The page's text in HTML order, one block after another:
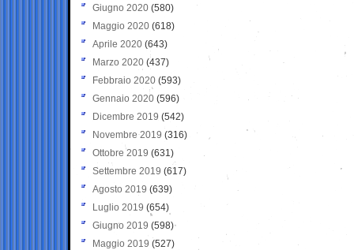
Giugno 2020 (580)
Maggio 2020 (618)
Aprile 2020 (643)
Marzo 2020 (437)
Febbraio 2020 (593)
Gennaio 2020 (596)
Dicembre 2019 (542)
Novembre 2019 (316)
Ottobre 2019 (631)
Settembre 2019 (617)
Agosto 2019 (639)
Luglio 2019 (654)
Giugno 2019 (598)
Maggio 2019 (527)